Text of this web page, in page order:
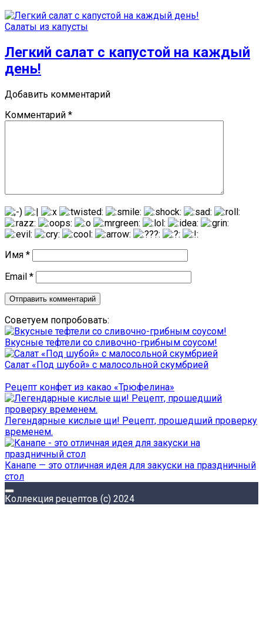
Салаты из капусты
Легкий салат с капустой на каждый
день!
Добавить комментарий
Комментарий *
Имя *
Email *
Советуем попробовать:
Вкусные тефтели со сливочно-грибным соусом!
Салат «Под шубой» с малосольной скумбрией
Рецепт конфет из какао «Трюфелина»
Легендарные кислые щи! Рецепт, прошедший проверку
временем.
Канапе — это отличная идея для закуски на праздничный
стол
Коллекция рецептов (с) 2024